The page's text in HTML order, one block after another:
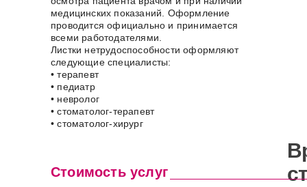
медицинских показаний. Оформление
проводится официально и принимается
всеми работодателями.
Листки нетрудоспособности оформляют
следующие специалисты:
• терапевт
• педиатр
• невролог
• стоматолог-терапевт
• стоматолог-хирург
Стоимость услуг